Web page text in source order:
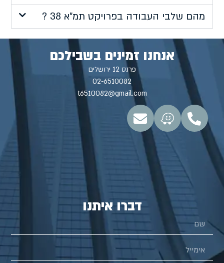
מהם שלבי העבודה בפרויקט תמ"א 38 ?
אנחנו זמינים בשבילכם
פרנס 12 ירושלים
02-6510082
t6510082@gmail.com
דברו איתנו